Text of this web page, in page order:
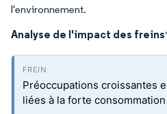
l'environnement.
Analyse de l'impact des freins
Préoccupations croissantes
liées à la forte